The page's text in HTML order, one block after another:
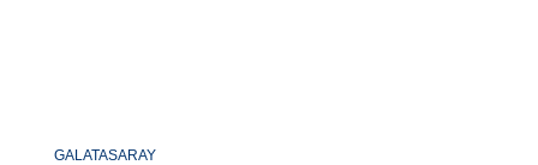
GALATASARAY